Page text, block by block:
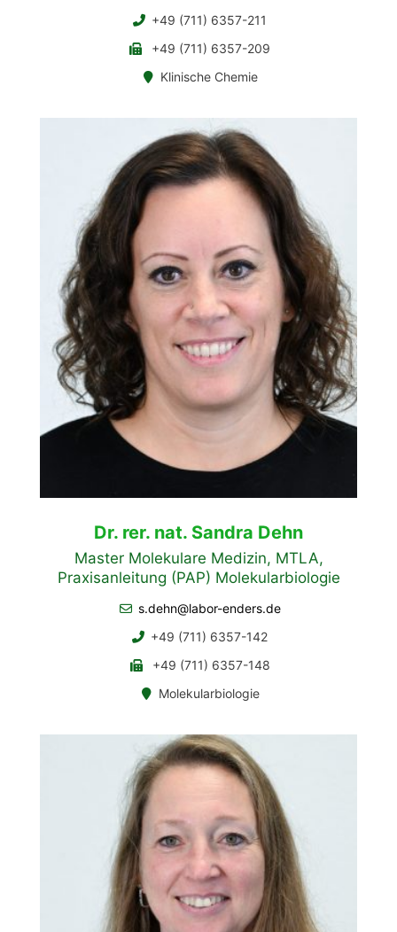
+49 (711) 6357-211
+49 (711) 6357-209
Klinische Chemie
Dr. rer. nat. Sandra Dehn
Master Molekulare Medizin, MTLA,
Praxisanleitung (PAP) Molekularbiologie
s.dehn@labor-enders.de
+49 (711) 6357-142
+49 (711) 6357-148
Molekularbiologie